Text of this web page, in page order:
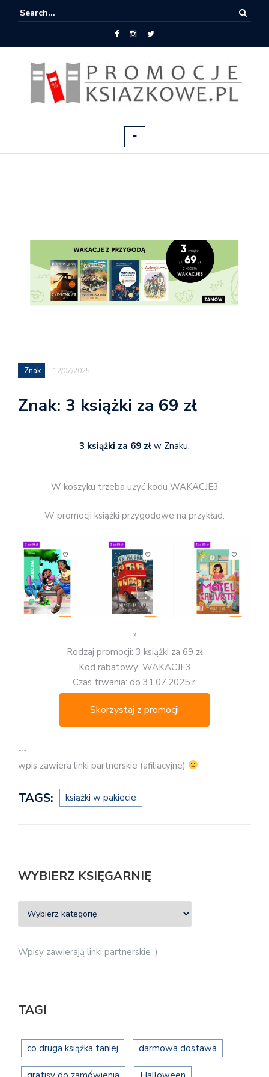
Znak 12/07/2025
Znak: 3 książki za 69 zł
3 książki za 69 zł w Znaku.
W koszyku trzeba użyć kodu WAKACJE3
W promocji książki przygodowe na przykład:
*
Rodzaj promocji: 3 książki za 69 zł
Kod rabatowy: WAKACJE3
Czas trwania: do 31.07.2025 r.
Skorzystaj z promocji
~~
wpis zawiera linki partnerskie (afiliacyjne)
TAGS: książki w pakiecie
WYBIERZ KSIĘGARNIĘ
Wpisy zawierają linki partnerskie :)
TAGI
co druga książka taniej darmowa dostawa